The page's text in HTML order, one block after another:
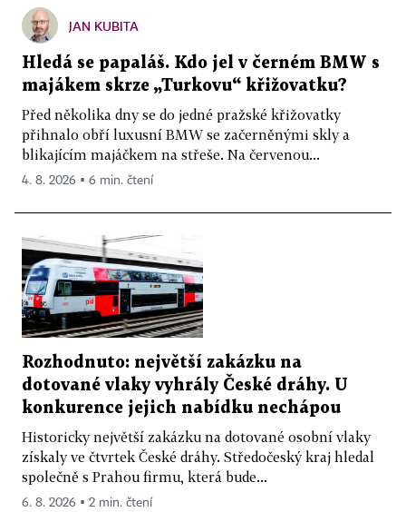
JAN KUBITA
Hledá se papaláš. Kdo jel v černém BMW s
majákem skrze „Turkovu“ křižovatku?
Před několika dny se do jedné pražské křižovatky
přihnalo obří luxusní BMW se začerněnými skly a
blikajícím majáčkem na střeše. Na červenou...
4. 8. 2026 ▪ 6 min. čtení
Rozhodnuto: největší zakázku na
dotované vlaky vyhrály České dráhy. U
konkurence jejich nabídku nechápou
Historicky největší zakázku na dotované osobní vlaky
získaly ve čtvrtek České dráhy. Středočeský kraj hledal
společně s Prahou firmu, která bude...
6. 8. 2026 ▪ 2 min. čtení